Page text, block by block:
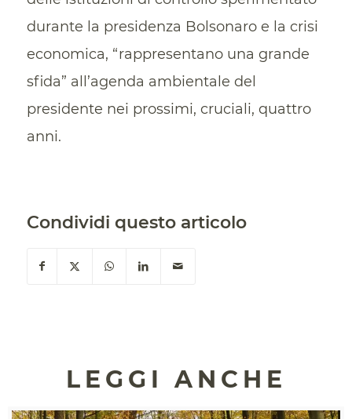
durante la presidenza Bolsonaro e la crisi
economica, “rappresentano una grande
sfida” all’agenda ambientale del
presidente nei prossimi, cruciali, quattro
anni.
Condividi questo articolo
LEGGI ANCHE